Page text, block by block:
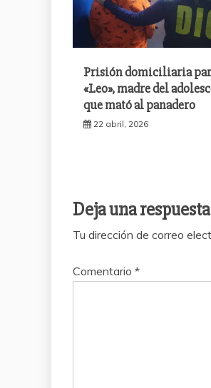
Prisión domiciliaria
«Leo», madre del
que mató al panadero
22 abril, 2026
Deja una respuesta
Tu dirección de correo
Comentario *